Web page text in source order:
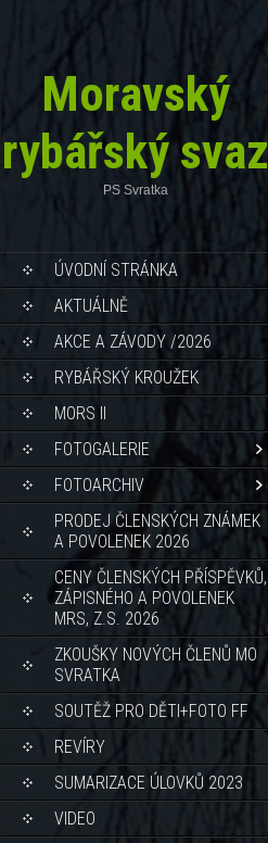
Moravský
rybářský svaz
PS Svratka
ÚVODNÍ STRÁNKA
AKTUÁLNĚ
AKCE A ZÁVODY /2026
RYBÁŘSKÝ KROUŽEK
MORS II
FOTOGALERIE
FOTOARCHIV
PRODEJ ČLENSKÝCH ZNÁMEK
A POVOLENEK 2026
CENY ČLENSKÝCH PŘÍSPĚVKŮ,
ZÁPISNÉHO A POVOLENEK
MRS, Z.S. 2026
ZKOUŠKY NOVÝCH ČLENŮ MO
SVRATKA
SOUTĚŽ PRO DĚTI+FOTO FF
REVÍRY
SUMARIZACE ÚLOVKŮ 2023
VIDEO